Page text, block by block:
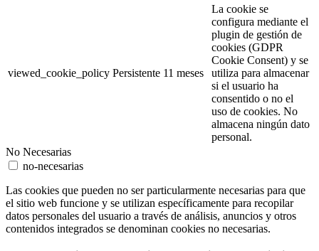
viewed_cookie_policy Persistente 11 meses
La cookie se
configura mediante el
plugin de gestión de
cookies (GDPR
Cookie Consent) y se
utiliza para almacenar
si el usuario ha
consentido o no el
uso de cookies. No
almacena ningún dato
personal.
No Necesarias
no-necesarias
Las cookies que pueden no ser particularmente necesarias para que
el sitio web funcione y se utilizan específicamente para recopilar
datos personales del usuario a través de análisis, anuncios y otros
contenidos integrados se denominan cookies no necesarias.